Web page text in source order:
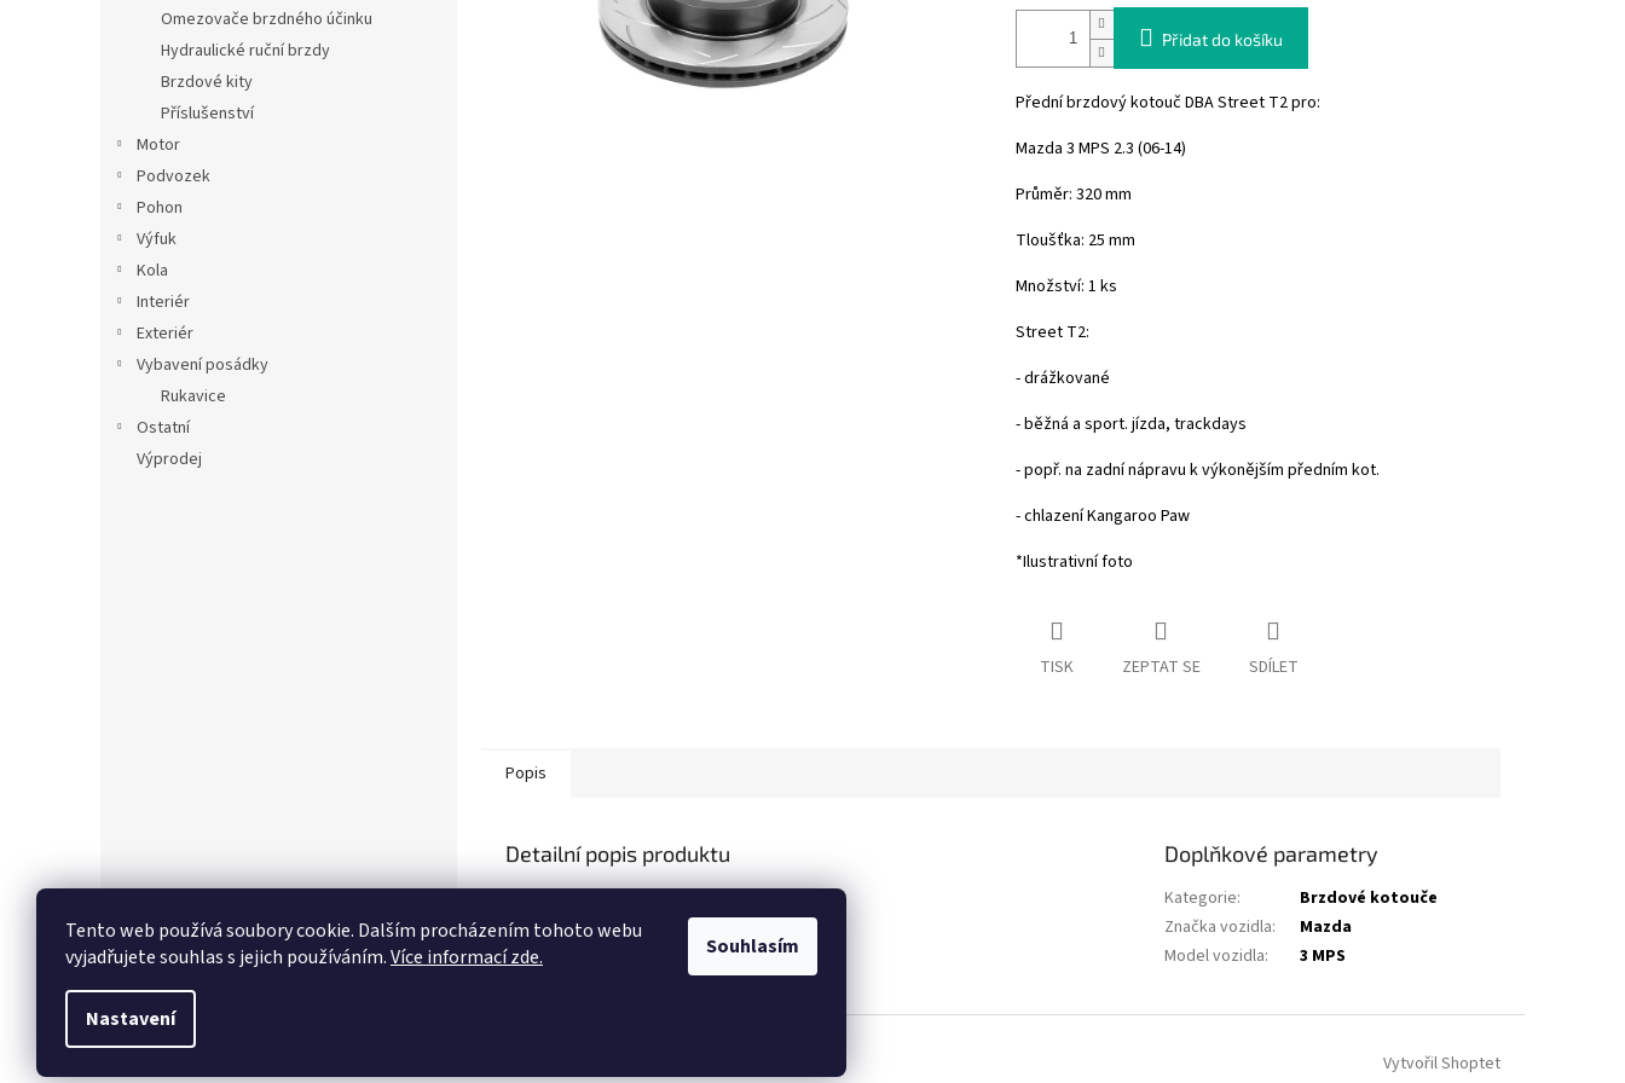
Tento web používá soubory cookie. Dalším procházením tohoto webu
vyjadřujete souhlas s jejich používáním.Více informací zde.
Nastavení
Souhlasím
Omezovače brzdného účinku
Hydraulické ruční brzdy
Brzdové kity
Příslušenství
Motor
Podvozek
Pohon
Výfuk
Kola
Interiér
Exteriér
Vybavení posádky
Rukavice
Ostatní
Výprodej
Přidat do košíku
Přední brzdový kotouč DBA Street T2 pro:
Mazda 3 MPS 2.3 (06-14)
Průměr: 320 mm
Tloušťka: 25 mm
Množství: 1 ks
Street T2:
- drážkované
- běžná a sport. jízda, trackdays
- popř. na zadní nápravu k výkonějším předním kot.
- chlazení Kangaroo Paw
*Ilustrativní foto
TISK ZEPTAT SE SDÍLET
Popis
Detailní popis produktu Doplňkové parametry
Kategorie:
Brzdové kotouče
Značka vozidla:
Mazda
Model vozidla: 3 MPS
Vytvořil Shoptet